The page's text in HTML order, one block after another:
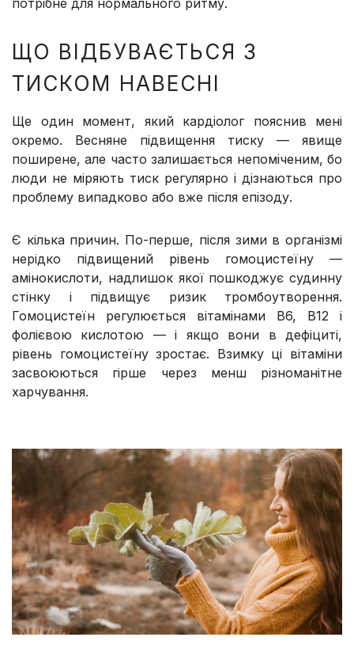
потрібне для нормального ритму.
ЩО ВІДБУВАЄТЬСЯ З
ТИСКОМ НАВЕСНІ
Ще один момент, який кардіолог пояснив мені
окремо. Весняне підвищення тиску — явище
поширене, але часто залишається непоміченим, бо
люди не міряють тиск регулярно і дізнаються про
проблему випадково або вже після епізоду.
Є кілька причин. По-перше, після зими в організмі
нерідко підвищений рівень гомоцистеїну —
амінокислоти, надлишок якої пошкоджує судинну
стінку і підвищує ризик тромбоутворення.
Гомоцистеїн регулюється вітамінами В6, В12 і
фолієвою кислотою — і якщо вони в дефіциті,
рівень гомоцистеїну зростає. Взимку ці вітаміни
засвоюються гірше через менш різноманітне
харчування.